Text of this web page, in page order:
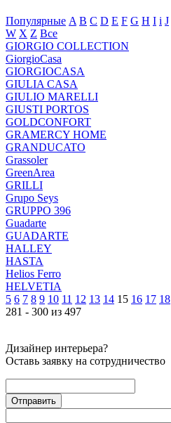
Популярные A B C D E F G H I i J
W X Z Все
GIORGIO COLLECTION
GiorgioCasa
GIORGIOCASA
GIULIA CASA
GIULIO MARELLI
GIUSTI PORTOS
GOLDCONFORT
GRAMERCY HOME
GRANDUCATO
Grassoler
GreenArea
GRILLI
Grupo Seys
GRUPPO 396
Guadarte
GUADARTE
HALLEY
HASTA
Helios Ferro
HELVETIA
5 6 7 8 9 10 11 12 13 14 15 16 17 18
281 - 300 из 497
Дизайнер интерьера?
Оставь заявку на сотрудничество